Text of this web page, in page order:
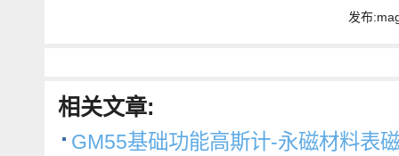
发布
相关文章:
GM55基础功能高斯计-永磁材料表